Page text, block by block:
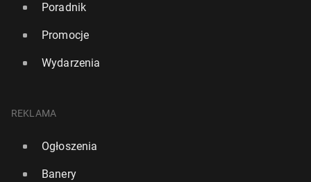
Poradnik
Promocje
Wydarzenia
REKLAMA
Ogłoszenia
Banery